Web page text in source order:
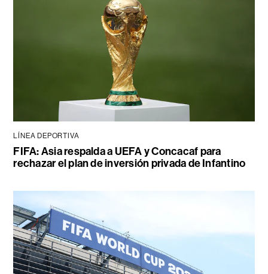
LÍNEA DEPORTIVA
FIFA: Asia respalda a UEFA y Concacaf para
rechazar el plan de inversión privada de Infantino